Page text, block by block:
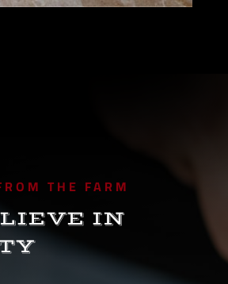
THE FARM
IN